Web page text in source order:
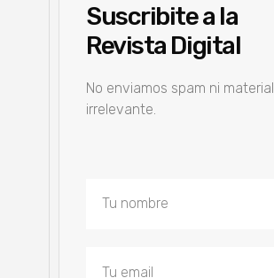
Suscribite a la
Revista Digital
No enviamos spam ni material
irrelevante.